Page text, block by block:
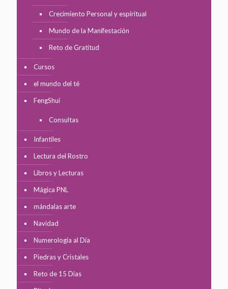
Crecimiento Personal y espiritual
Mundo de la Manifestación
Reto de Gratitud
Cursos
el mundo del té
FengShui
Consultas
Infantiles
Lectura del Rostro
Libros y Lecturas
Mágica PNL
mándalas arte
Navidad
Numerología al Día
Piedras y Cristales
Reto de 15 Días